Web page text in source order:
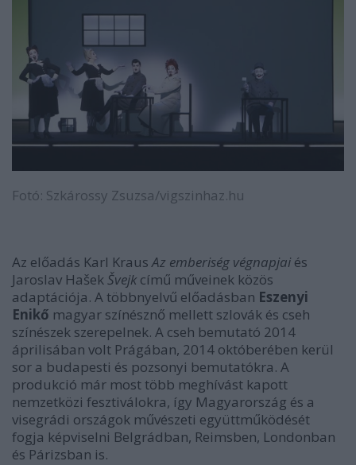
Fotó: Szkárossy Zsuzsa/vigszinhaz.hu
Az előadás Karl KrausAz emberiség végnapjai és
Jaroslav HašekŠvejk című műveinek közös
adaptációja. A többnyelvű előadásban Eszenyi
Enikő magyar színésznő mellett szlovák és cseh
színészek szerepelnek. A cseh bemutató 2014
áprilisában volt Prágában, 2014 októberében kerül
sor a budapesti és pozsonyi bemutatókra. A
produkció már most több meghívást kapott
nemzetközi fesztiválokra, így Magyarország és a
visegrádi országok művészeti együttműködését
fogja képviselni Belgrádban, Reimsben, Londonban
és Párizsban is.